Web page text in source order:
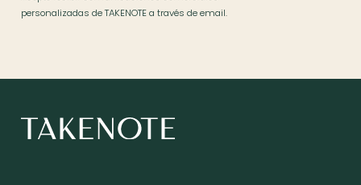
personalizadas de TAKENOTE a través de email.